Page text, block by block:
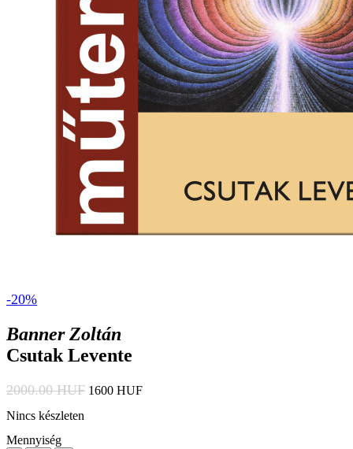
-20%
Banner Zoltán
Csutak Levente
2000.00 HUF 1600 HUF
Nincs készleten
Mennyiség